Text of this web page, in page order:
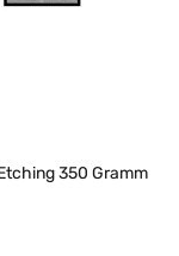
350 Gramm